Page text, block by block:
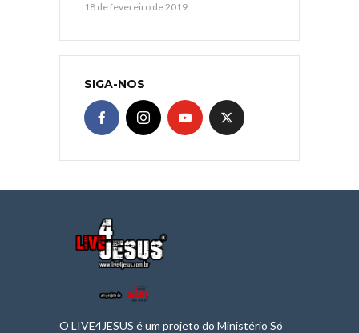
18 de fevereiro de 2019
SIGA-NOS
O LIVE4JESUS é um projeto do Ministério Só